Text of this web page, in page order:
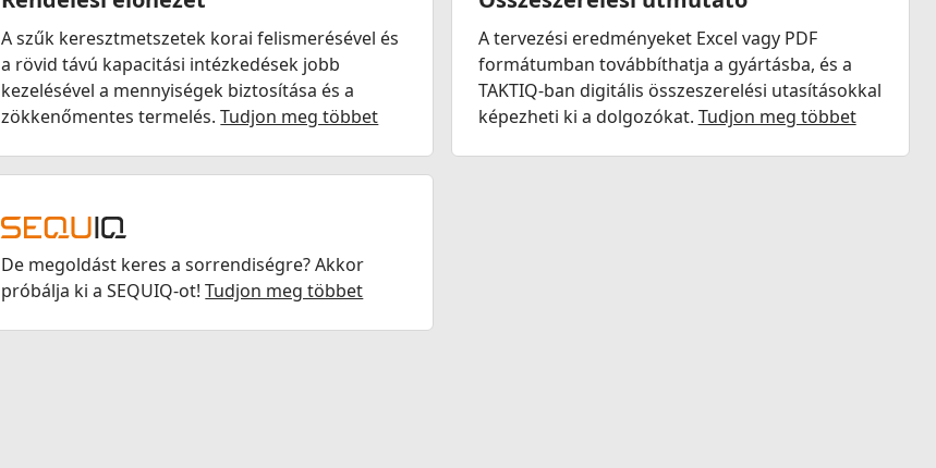
A szűk keresztmetszetek korai felismerésével és
a rövid távú kapacitási intézkedések jobb
kezelésével a mennyiségek biztosítása és a
zökkenőmentes termelés.Tudjon meg többet
A tervezési eredményeket Excel vagy PDF
formátumban továbbíthatja a gyártásba, és a
TAKTIQ-ban digitális összeszerelési utasításokkal
képezheti ki a dolgozókat. Tudjon meg többet
De megoldást keres a sorrendiségre? Akkor
próbálja ki a SEQUIQ-ot!Tudjon meg többet